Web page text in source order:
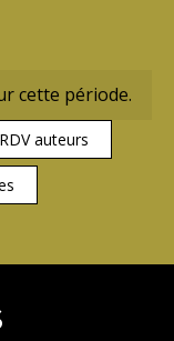
cette période.
RDV auteurs